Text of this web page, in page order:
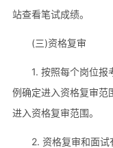
站查看笔试成绩。
(三)资格复审
1. 按照每个岗位报
例确定进入资格复审范
进入资格复审范围。
2. 资格复审和面